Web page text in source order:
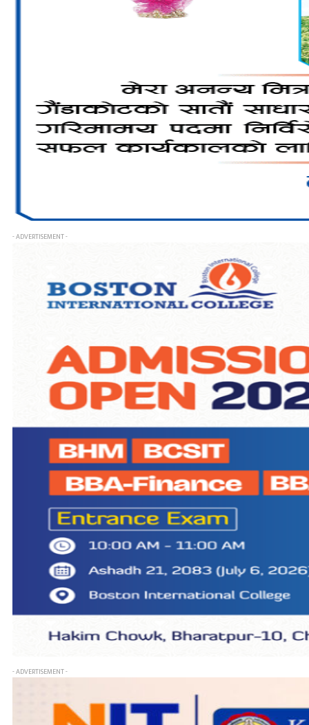
- ADVERTISEMENT -
- ADVERTISEMENT -